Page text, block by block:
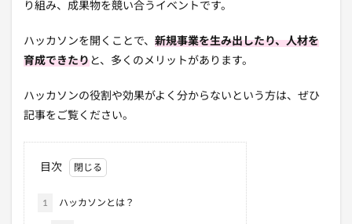
り組み、成果物を競い合うイベントです。
ハッカソンを開くことで、 新規事業を生み出したり、人材を
育成できたりと、多くのメリットがあります。
ハッカソンの役割や効果がよく分からないという方は、ぜひ
記事をご覧ください。
目次
1 ハッカソンとは？